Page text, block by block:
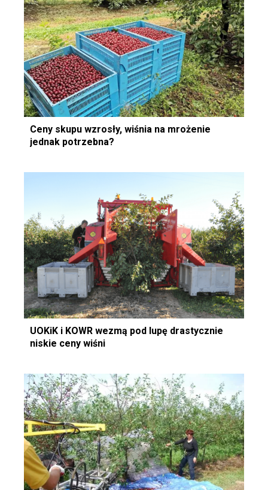
Ceny skupu wzrosły, wiśnia na mrożenie
jednak potrzebna?
UOKiK i KOWR wezmą pod lupę drastycznie
niskie ceny wiśni